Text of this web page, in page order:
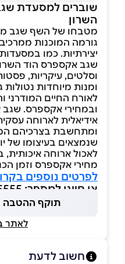
שוברים למסעדת
השרון
מטבחו של השף שגב
גורמה המוכנות
יצירתיות. כמו
שגב אקספרס הוד
וסלטים, עיקריות,
ומנות מיוחדות נטולות
לאורח החיים המודרני
ובמחירי אקספרס.
אידיאלית לארוחה
ומתחשבת בצרכיהם
שנמצאים בעיצומו של
לאכול ארוחה
מחירי אקספרס וזמן
לפרטים נוספים
או חייגו למספר: 0732665555
תוקף ההטבה עד -
לאתר
חשוב לדעת